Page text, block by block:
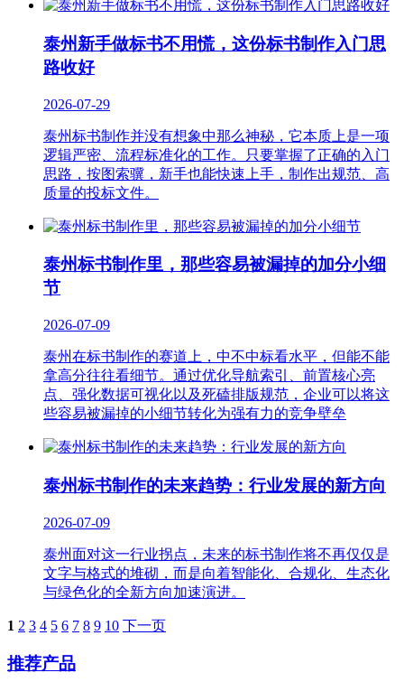
泰州新手做标书不用慌，这份标书制作入门思
路收好
2026-07-29
泰州标书制作并没有想象中那么神秘，它本质上是一项
逻辑严密、流程标准化的工作。只要掌握了正确的入门
思路，按图索骥，新手也能快速上手，制作出规范、高
质量的投标文件。
泰州标书制作里，那些容易被漏掉的加分小细
节
2026-07-09
泰州在标书制作的赛道上，中不中标看水平，但能不能
拿高分往往看细节。通过优化导航索引、前置核心亮
点、强化数据可视化以及死磕排版规范，企业可以将这
些容易被漏掉的小细节转化为强有力的竞争壁垒
泰州标书制作的未来趋势：行业发展的新方向
2026-07-09
泰州面对这一行业拐点，未来的标书制作将不再仅仅是
文字与格式的堆砌，而是向着智能化、合规化、生态化
与绿色化的全新方向加速演进。
1 2 3 4 5 6 7 8 9 10 下一页
推荐产品